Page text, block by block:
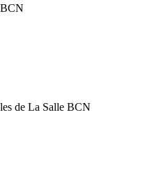
de La Salle BCN